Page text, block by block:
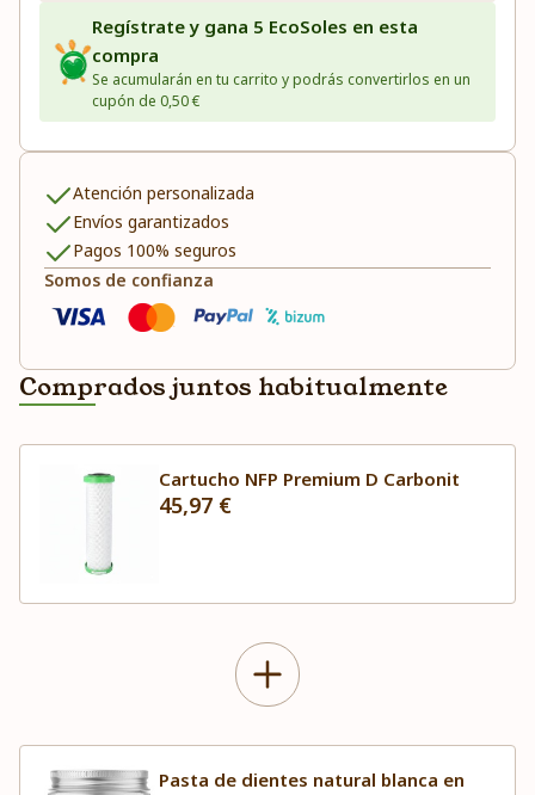
Regístrate y gana 5 EcoSoles en esta
compra
Se acumularán en tu carrito y podrás convertirlos en un
cupón de 0,50 €
Atención personalizada
Envíos garantizados
Pagos 100% seguros
Somos de confianza
Comprados juntos habitualmente
Cartucho NFP Premium D Carbonit
45,97 €
Pasta de dientes natural blanca en